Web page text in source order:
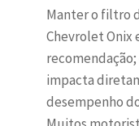
Manter o filtro
Chevrolet Onix
impacta
desempenho